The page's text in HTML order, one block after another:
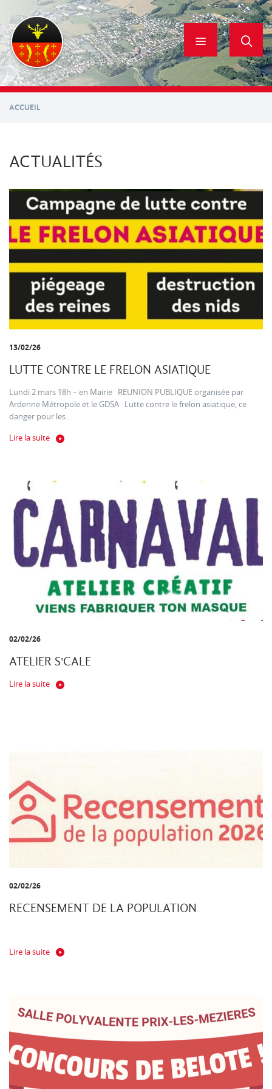
contenu
principal
ACCUEIL
ACTUALITÉS
13/02/26
LUTTE CONTRE LE FRELON ASIATIQUE
Lundi 2 mars 18h – en Mairie REUNION PUBLIQUE organisée par
Ardenne Métropole et le GDSA Lutte contre le frelon asiatique, ce
danger pour les...
Lire la suite
02/02/26
ATELIER S'CALE
Lire la suite
02/02/26
RECENSEMENT DE LA POPULATION
Lire la suite